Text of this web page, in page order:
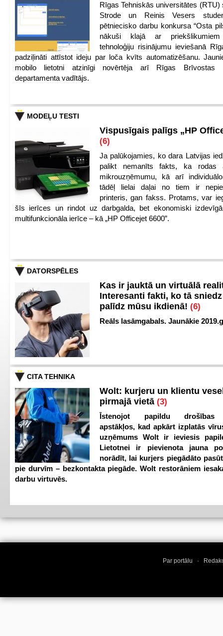
Rīgas Tehniskās universitātes (RTU)
Strode un Reinis Vesers
pētniecisko darbu konkursa “Osta
nākuši klajā ar priekšlikumiem
tehnoloģiju risinājumu ieviešanā
padziļināti attīstot ideju par loča kvīts automatizēšanu.
mobilo lietotni atzinīgi novērtēja arī Rīgas Brīvostas
departamenta vadītājs.
MODEĻU TESTI
Vispusīgais palīgs „HP
(6)
Ja palūkojamies, ko dara Latvijas
palikt nemanīts fakts, ka rodas
mikrouzņēmumu, kā arī
tādēļ lielai daļai no tiem ir
printeris, gan fakss. Protams, var
šīs ierīces un rindot uz darbgalda, bet ekonomiski
multifunkcionāla ierīce – kā „HP Officejet 6600”.
DATORSPĒLES
Kas ir jauktā un virtuālā
Interesanti fakti, ko tā
palīdz mūsu ikdienā! (6)
Reāls lasāmgabals. Jaunākie
CITA TEHNIKA
Wolt: kurjeru un klientu
pirmajā vietā (3)
Īstenojot papildu drošības
apstākļos, kad apkārt izplatās
uzņēmums Wolt ir ieviesis
Lietotnei ir pievienota jauna
norādīt, lai kurjers piegādāto
pie durvīm – bezkontakta piegāde. Wolt restorāniem
darbu virtuvēs.
Par portālu ·